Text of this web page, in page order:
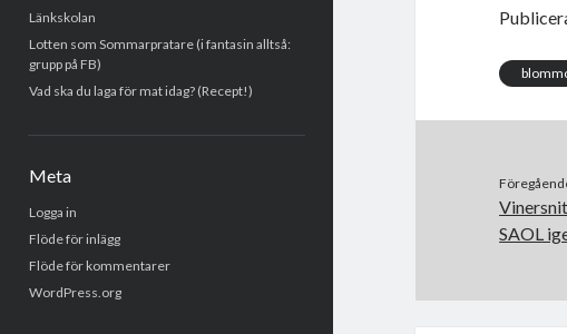
Länkskolan
Lotten som Sommarpratare (i fantasin alltså:
grupp på FB)
Vad ska du laga för mat idag? (Recept!)
Meta
Logga in
Flöde för inlägg
Flöde för kommentarer
WordPress.org
b
k
t
SAOL